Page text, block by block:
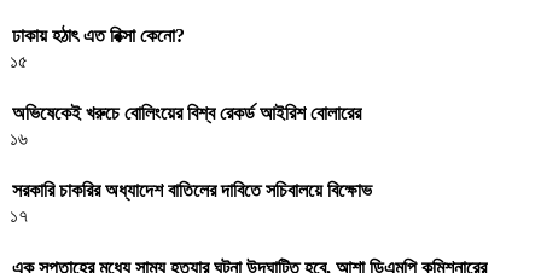
ঢাকায় হঠাৎ এত রিক্সা কেনো?
১৫
অভিষেকেই খরুচে বোলিংয়ের বিশ্ব রেকর্ড আইরিশ বোলারের
১৬
সরকারি চাকরির অধ্যাদেশ বাতিলের দাবিতে সচিবালয়ে বিক্ষোভ
১৭
এক সপ্তাহের মধ্যে সাম্য হত্যার ঘটনা উদঘাটিত হবে, আশা ডিএমপি কমিশনারের